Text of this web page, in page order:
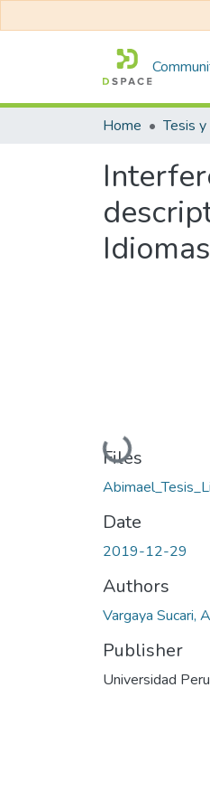
Home Tesis
Loading...
Files
Date
2019-12-29
Authors
Vargaya Sucari,
Publisher
Universidad